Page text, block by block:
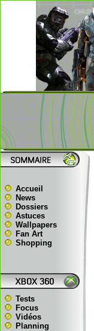
Accueil
News
Dossiers
Astuces
Wallpapers
Fan Art
Shopping
Tests
Focus
Vidéos
Planning